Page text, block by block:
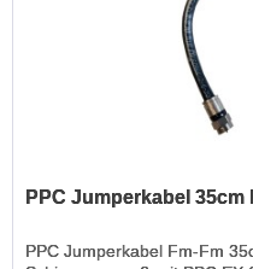
PPC Jumperkabel 35cm
PPC Jumperkabel Fm-Fm